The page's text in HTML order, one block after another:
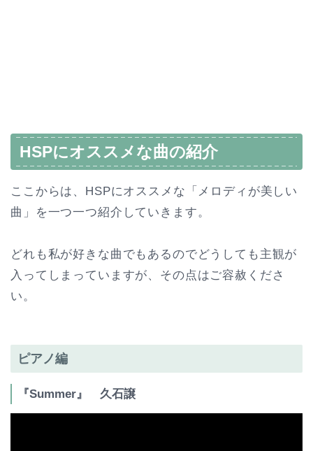
HSPにオススメな曲の紹介
ここからは、HSPにオススメな「メロディが美しい
曲」を一つ一つ紹介していきます。
どれも私が好きな曲でもあるのでどうしても主観が
入ってしまっていますが、その点はご容赦くださ
い。
ピアノ編
『Summer』 久石譲